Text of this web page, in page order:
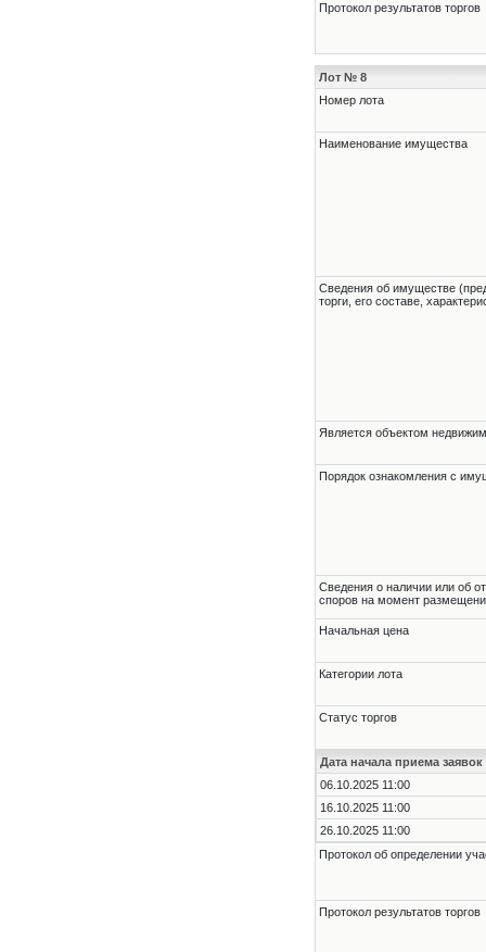
Протокол результатов торгов
Лот № 8
Номер лота
Наименование имущества
Cведения об имуществе
торги, его составе,
Является объектом
Порядок ознакомления с
Cведения о наличии или об
споров на момент
Начальная цена
Категории лота
Статус торгов
Дата начала приема заявок
06.10.2025 11:00
16.10.2025 11:00
26.10.2025 11:00
Протокол об определении
Протокол результатов торгов